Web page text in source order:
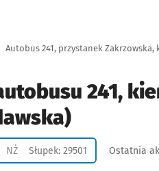
Autobus 241, przystanek Zakrzowska,
241,
NŻPrzystanek na życzenie
Słupek: 29501 Ostatnia